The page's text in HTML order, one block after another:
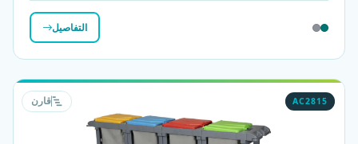
التفاصيل
AC2815 قارن